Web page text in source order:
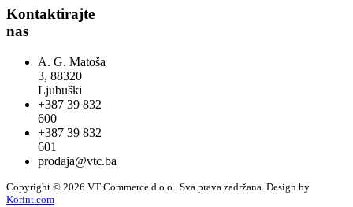
Kontaktirajte
nas
A. G. Matoša
3, 88320
Ljubuški
+387 39 832
600
+387 39 832
601
prodaja@vtc.ba
Copyright © 2026 VT Commerce d.o.o.. Sva prava zadržana. Design by
Korint.com